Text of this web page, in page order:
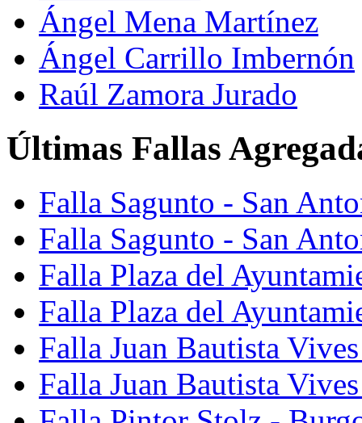
Ángel Mena Martínez
Ángel Carrillo Imbernón
Raúl Zamora Jurado
Últimas Fallas
Falla Sagunto - San
Falla Sagunto - San
Falla Plaza del
Falla Plaza del
Falla Juan Bautista
Falla Juan Bautista